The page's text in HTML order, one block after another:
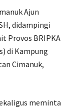
Ajun
didampingi
Provos BRIPKA
di Kampung
Cimanuk,
meminta